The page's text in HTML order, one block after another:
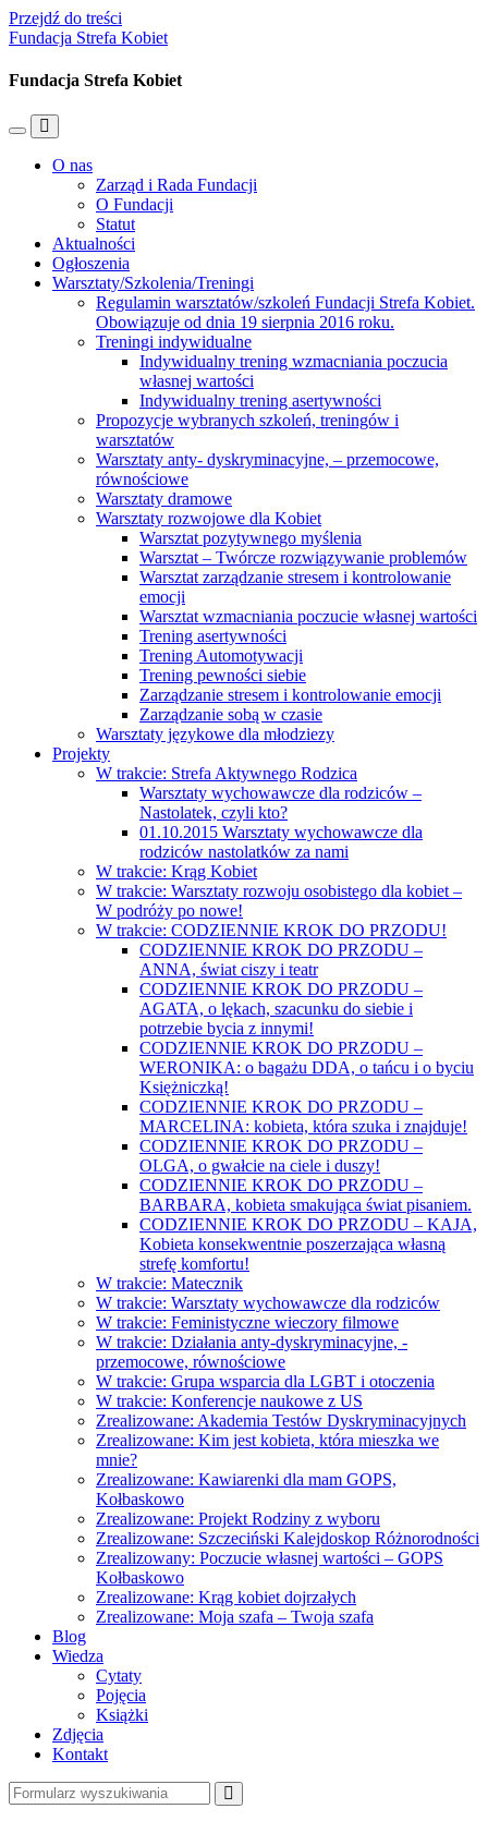
Przejdź do treści
Fundacja Strefa Kobiet
Fundacja Strefa Kobiet
Przełącz
mobilne
Przełącz
pole
wyszukiwania
O nas
Zarząd i Rada Fundacji
O Fundacji
Statut
Aktualności
Ogłoszenia
Warsztaty/Szkolenia/Treningi
Regulamin warsztatów/szkoleń Fundacji Strefa Kobiet.
Obowiązuje od dnia 19 sierpnia 2016 roku.
Treningi indywidualne
Indywidualny trening wzmacniania poczucia
własnej wartości
Indywidualny trening asertywności
Propozycje wybranych szkoleń, treningów i
warsztatów
Warsztaty anty- dyskryminacyjne, – przemocowe,
równościowe
Warsztaty dramowe
Warsztaty rozwojowe dla Kobiet
Warsztat pozytywnego myślenia
Warsztat – Twórcze rozwiązywanie problemów
Warsztat zarządzanie stresem i kontrolowanie
emocji
Warsztat wzmacniania poczucie własnej wartości
Trening asertywności
Trening Automotywacji
Trening pewności siebie
Zarządzanie stresem i kontrolowanie emocji
Zarządzanie sobą w czasie
Warsztaty językowe dla młodziezy
Projekty
W trakcie: Strefa Aktywnego Rodzica
Warsztaty wychowawcze dla rodziców –
Nastolatek, czyli kto?
01.10.2015 Warsztaty wychowawcze dla
rodziców nastolatków za nami
W trakcie: Krąg Kobiet
W trakcie: Warsztaty rozwoju osobistego dla kobiet –
W podróży po nowe!
W trakcie: CODZIENNIE KROK DO PRZODU!
CODZIENNIE KROK DO PRZODU –
ANNA, świat ciszy i teatr
CODZIENNIE KROK DO PRZODU –
AGATA, o lękach, szacunku do siebie i
potrzebie bycia z innymi!
CODZIENNIE KROK DO PRZODU –
WERONIKA: o bagażu DDA, o tańcu i o byciu
Księżniczką!
CODZIENNIE KROK DO PRZODU –
MARCELINA: kobieta, która szuka i znajduje!
CODZIENNIE KROK DO PRZODU –
OLGA, o gwałcie na ciele i duszy!
CODZIENNIE KROK DO PRZODU –
BARBARA, kobieta smakująca świat pisaniem.
CODZIENNIE KROK DO PRZODU – KAJA,
Kobieta konsekwentnie poszerzająca własną
strefę komfortu!
W trakcie: Matecznik
W trakcie: Warsztaty wychowawcze dla rodziców
W trakcie: Feministyczne wieczory filmowe
W trakcie: Działania anty-dyskryminacyjne, -
przemocowe, równościowe
W trakcie: Grupa wsparcia dla LGBT i otoczenia
W trakcie: Konferencje naukowe z US
Zrealizowane: Akademia Testów Dyskryminacyjnych
Zrealizowane: Kim jest kobieta, która mieszka we
mnie?
Zrealizowane: Kawiarenki dla mam GOPS,
Kołbaskowo
Zrealizowane: Projekt Rodziny z wyboru
Zrealizowane: Szczeciński Kalejdoskop Różnorodności
Zrealizowany: Poczucie własnej wartości – GOPS
Kołbaskowo
Zrealizowane: Krąg kobiet dojrzałych
Zrealizowane: Moja szafa – Twoja szafa
Blog
Wiedza
Cytaty
Pojęcia
Książki
Zdjęcia
Kontakt